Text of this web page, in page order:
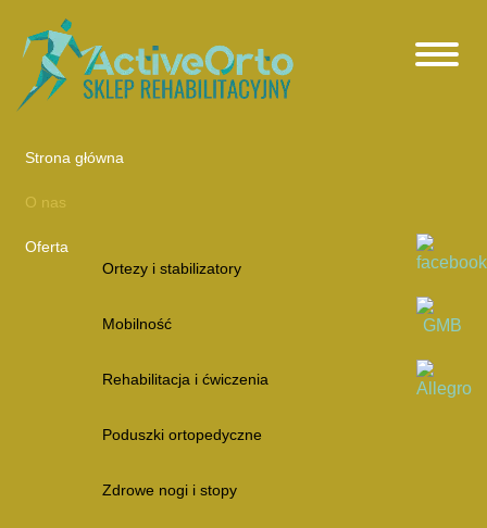
Strona główna
O nas
Oferta
Ortezy i stabilizatory
Mobilność
Rehabilitacja i ćwiczenia
Poduszki ortopedyczne
Zdrowe nogi i stopy